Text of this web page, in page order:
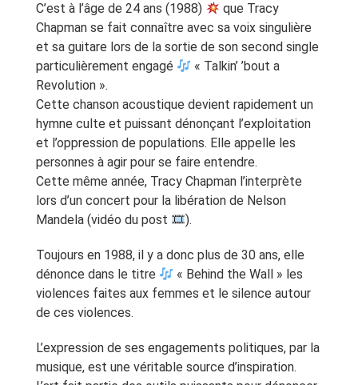
C’est à l’âge de 24 ans (1988)
que Tracy
Chapman se fait connaître avec sa voix singulière
et sa guitare lors de la sortie de son second single
particulièrement engagé
« Talkin’ ’bout a
Revolution ».
Cette chanson acoustique devient rapidement un
hymne culte et puissant dénonçant l’exploitation
et l’oppression de populations. Elle appelle les
personnes à agir pour se faire entendre.
Cette même année, Tracy Chapman l’interprète
lors d’un concert pour la libération de Nelson
Mandela (vidéo du post
).
Toujours en 1988, il y a donc plus de 30 ans, elle
dénonce dans le titre
« Behind the Wall » les
violences faites aux femmes et le silence autour
de ces violences.
L’expression de ses engagements politiques, par la
musique, est une véritable source d’inspiration.